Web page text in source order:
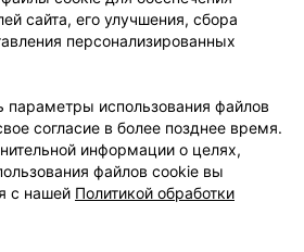
Медицинский маркетинг
договор
Доставка
Вакансии
Партнеры
руководителю 103.by
в поддержку
настройки Cookie
сайта, его улучшения, сбора
персонализированных
параметры использования файлов
согласие в более позднее время.
информации о целях,
файлов cookie вы
с нашей Политикой обработки